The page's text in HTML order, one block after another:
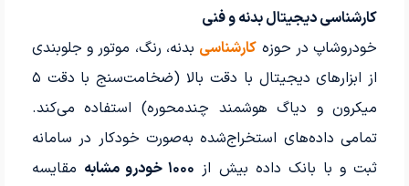
کارشناسی دیجیتال بدنه و فنی
خودروشاپ در حوزه کارشناسی بدنه، رنگ، موتور و جلوبندی
از ابزارهای دیجیتال با دقت بالا (ضخامت‌سنج با دقت ۵
میکرون و دیاگ هوشمند چندمحوره) استفاده می‌کند.
تمامی داده‌های استخراج‌شده به‌صورت خودکار در سامانه
ثبت و با بانک داده بیش از ۱۰۰۰ خودرو مشابه
مقایسه